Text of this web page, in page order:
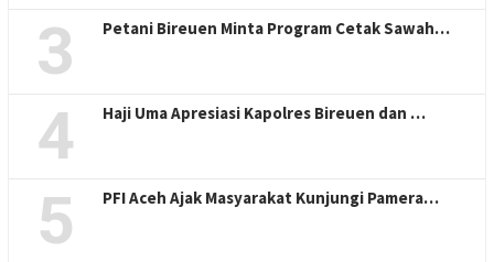
3 Petani Bireuen Minta Program Cetak Sawah…
4 Haji Uma Apresiasi Kapolres Bireuen dan …
5 PFI Aceh Ajak Masyarakat Kunjungi Pamera…